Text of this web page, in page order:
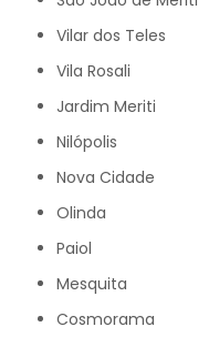
Vilar dos Teles
Vila Rosali
Jardim Meriti
Nilópolis
Nova Cidade
Olinda
Paiol
Mesquita
Cosmorama